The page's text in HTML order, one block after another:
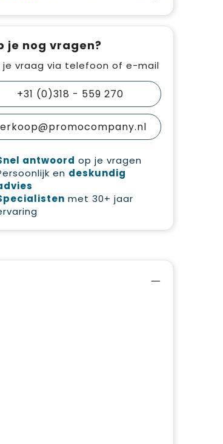
je nog vragen?
je vraag via telefoon of e-mail
+31 (0)318 - 559 270
antwoord op je vragen
en deskundig
met 30+ jaar